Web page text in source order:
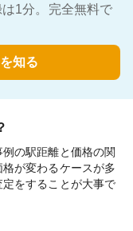
1分。完全無料で
知る
の駅距離と価格の関
が変わるケースが多
をすることが大事で